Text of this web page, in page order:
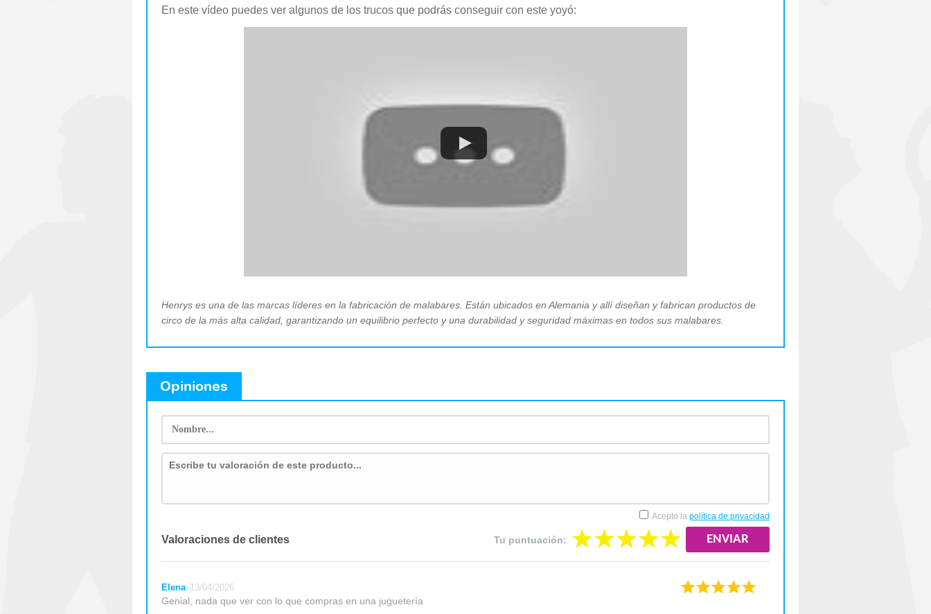
En este vídeo puedes ver algunos de los trucos que podrás conseguir con este yoyó:
Henrys es una de las marcas líderes en la fabricación de malabares. Están ubicados en Alemania y allí diseñan y fabrican productos de
circo de la más alta calidad, garantizando un equilibrio perfecto y una durabilidad y seguridad máximas en todos sus malabares.
Opiniones
Valoraciones de clientes Tu puntuación:
Acepto la política de privacidad
Elena 13/04/2026
Genial, nada que ver con lo que compras en una juguetería